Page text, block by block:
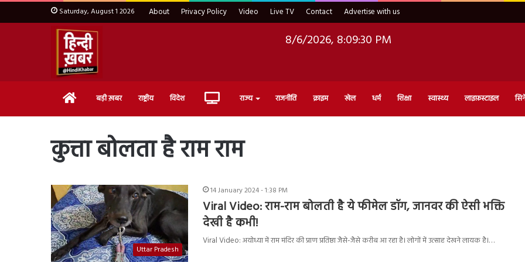
Saturday, August 1 2026 About Privacy Policy Video Live TV Contact Advertise with us
8/6/2026, 8:09:31 PM
Home बड़ी ख़बर राष्ट्रीय विदेश Live राज्य राजनीति क्राइम खेल धर्म शिक्षा स्वास्थ्य लाइफ़स्टाइल
कुत्ता बोलता है राम राम
Uttar Pradesh
14 January 2024 - 1:38 PM
Viral Video: राम-राम बोलती है ये फीमेल डॉग, जानवर की ऐसी भक्ति
देखी है कभी!
Viral Video: अयोध्या में राम मंदिर की प्राण प्रतिष्ठा जैसे-जैसे करीब आ रहा है। लोगों में उत्साह देखने लायक है।…